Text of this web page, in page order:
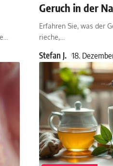
Geruch in der
Erfahren Sie, was der
rieche,
Stefan J. 18.